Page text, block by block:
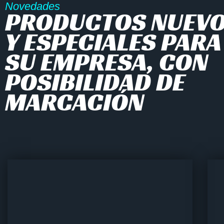
Novedades
PRODUCTOS
Y ESPECIALES PARA
SU EMPRESA, CON
POSIBILIDAD DE
MARCACIÓN